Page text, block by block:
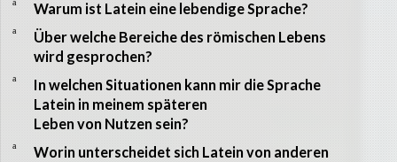
a Warum ist Latein eine lebendige Sprache?
a
Über welche Bereiche des römischen Lebens
wird gesprochen?
a
In welchen Situationen kann mir die Sprache
Latein in meinem späteren
Leben von Nutzen sein?
a
Worin unterscheidet sich Latein von anderen